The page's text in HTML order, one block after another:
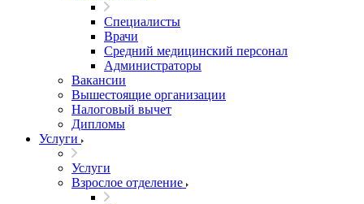
Специалисты
Врачи
Средний медицинский персонал
Администраторы
Вакансии
Вышестоящие организации
Налоговый вычет
Дипломы
Услуги
Услуги
Взрослое отделение